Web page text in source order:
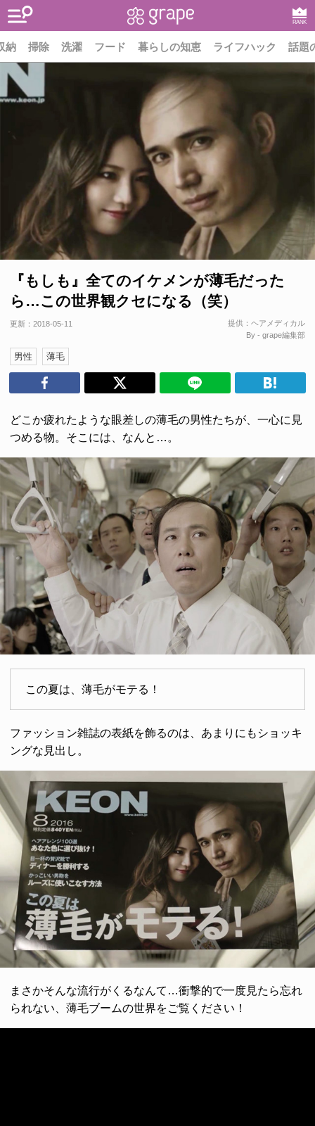
RANK
納 掃除 洗濯 フード 暮らしの知恵 ライフハック 話題
『もしも』全てのイケメンが薄毛だった
ら…この世界観クセになる（笑）
更新： 2018-05-11 提供： ヘアメディカル
By - grape編集部
男性 薄毛
どこか疲れたような眼差しの薄毛の男性たちが、一心に見
つめる物。そこには、なんと…。
この夏は、薄毛がモテる！
ファッション雑誌の表紙を飾るのは、あまりにもショッキ
ングな見出し。
まさかそんな流行がくるなんて…衝撃的で一度見たら忘れ
られない、薄毛ブームの世界をご覧ください！